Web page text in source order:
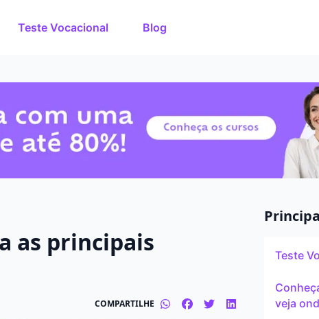
Teste Vocacional Blog
as principais
COMPARTILHE
Teste
veja
de até 80%
O que você quer estudar?
Em que cidade quer estudar?